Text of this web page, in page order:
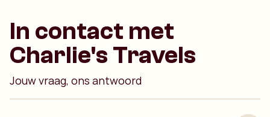
In contact met
Charlie's Travels
Jouw vraag, ons antwoord